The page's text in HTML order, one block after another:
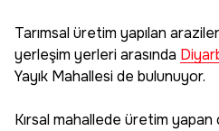
Tarımsal üretim yapılan
yerleşim yerleri arasında
Yayık Mahallesi de bulunuyor.
Kırsal mahallede üretim